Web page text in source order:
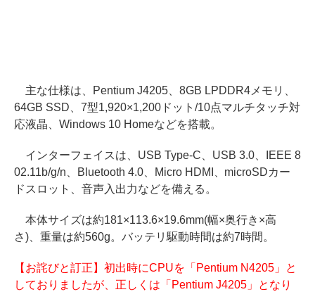
主な仕様は、Pentium J4205、8GB LPDDR4メモリ、
64GB SSD、7型1,920×1,200ドット/10点マルチタッチ対
応液晶、Windows 10 Homeなどを搭載。
インターフェイスは、USB Type-C、USB 3.0、IEEE 8
02.11b/g/n、Bluetooth 4.0、Micro HDMI、microSDカー
ドスロット、音声入出力などを備える。
本体サイズは約181×113.6×19.6mm(幅×奥行き×高
さ)、重量は約560g。バッテリ駆動時間は約7時間。
【お詫びと訂正】初出時にCPUを「Pentium N4205」と
しておりましたが、正しくは「Pentium J4205」となり